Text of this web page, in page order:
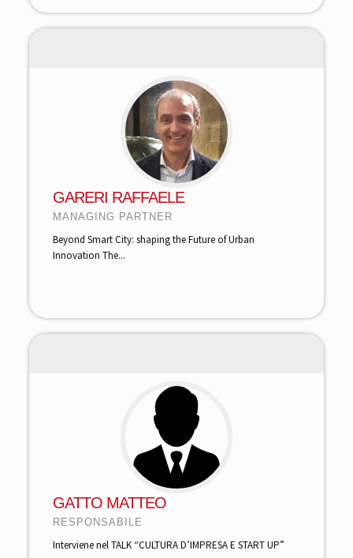
GARERI RAFFAELE
MANAGING PARTNER
Beyond Smart City: shaping the Future of Urban
Innovation The...
GATTO MATTEO
RESPONSABILE
Interviene nel TALK “CULTURA D’IMPRESA E START UP”